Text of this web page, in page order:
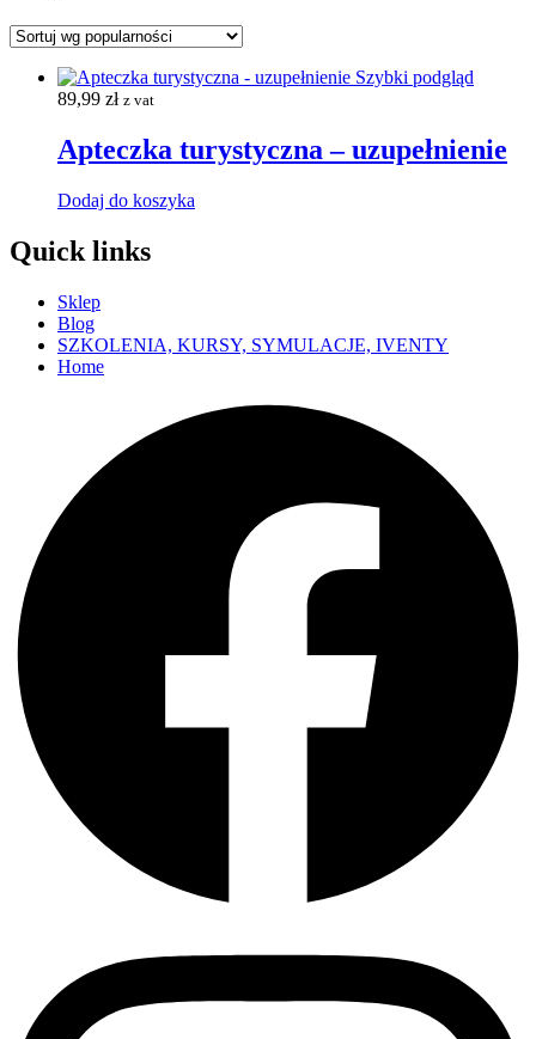
Szybki podgląd
89,99 zł z vat
Apteczka turystyczna – uzupełnienie
Dodaj do koszyka
Quick links
Sklep
Blog
SZKOLENIA, KURSY, SYMULACJE, IVENTY
Home